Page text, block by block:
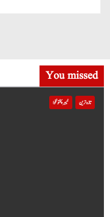
You missed
تازہ ترین خیبر پختونخوا